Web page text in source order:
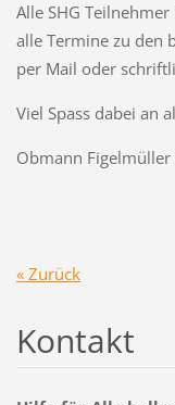
Alle SHG
alle Termine zu den
per Mail oder
Viel Spass dabei an
Obmann Figelmüller
« Zurück
Kontakt